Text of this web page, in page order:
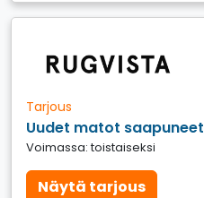
Tarjous
Uudet matot saapuneet
Voimassa: toistaiseksi
Näytä tarjous